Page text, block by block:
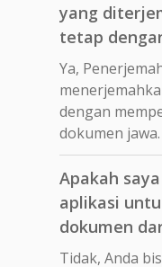
yang
tetap
Ya,
dengan
dokumen jawa.
Apakah
aplikasi
dokumen
Tidak, Anda